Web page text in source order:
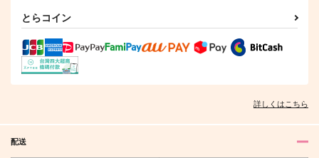
とらコイン
詳しくはこちら
配送